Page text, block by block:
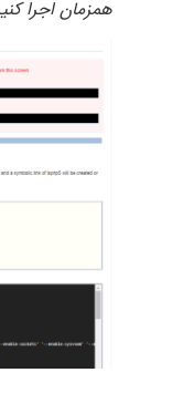
همزمان اجرا کنید .